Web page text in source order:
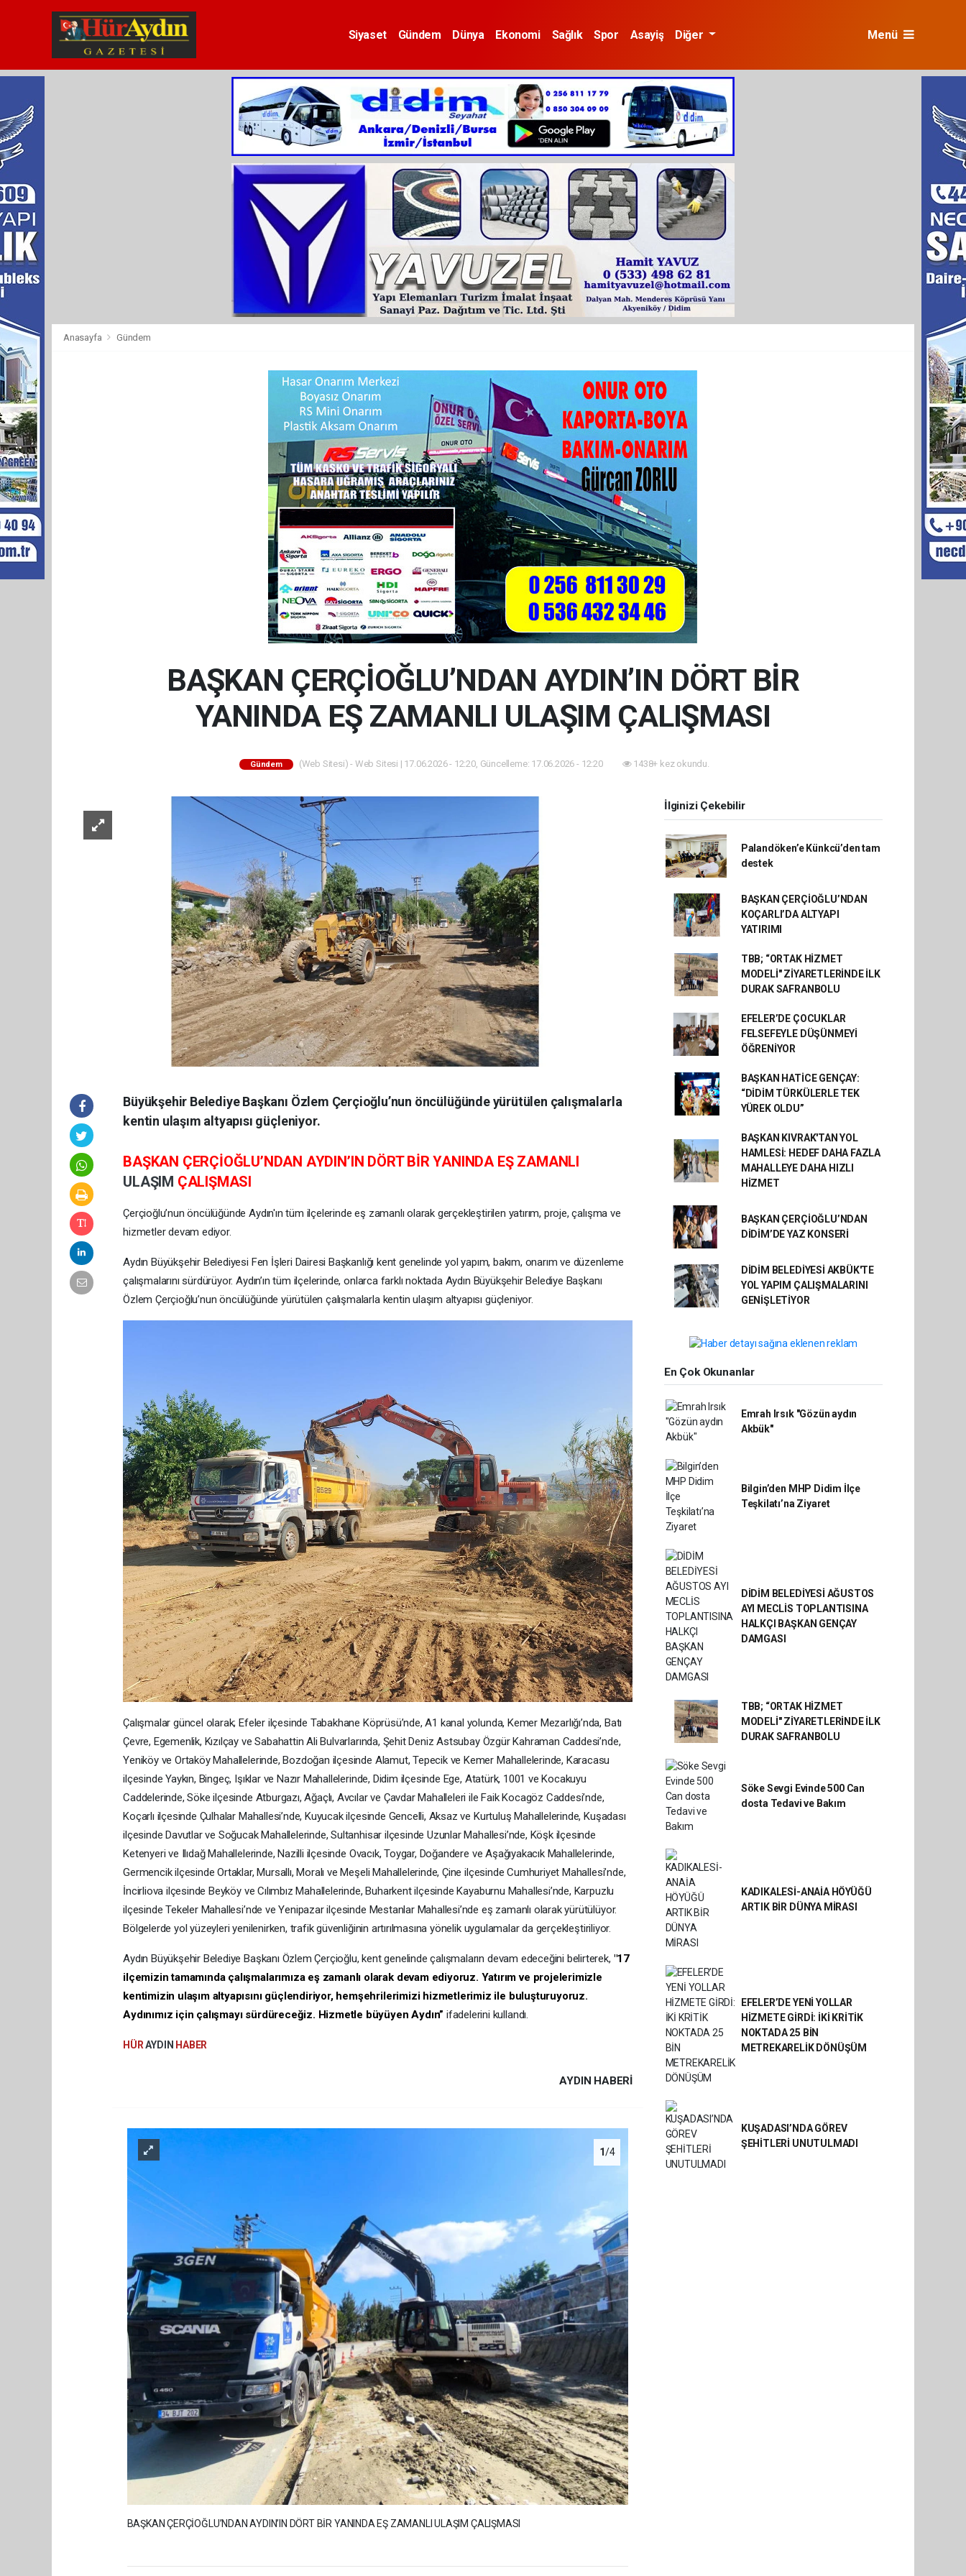
Siyaset Gündem Dünya Ekonomi Sağlık Spor Asayiş Diğer Menü
Anasayfa Gündem
BAŞKAN ÇERÇİOĞLU’NDAN AYDIN’IN DÖRT BİR
YANINDA EŞ ZAMANLI ULAŞIM ÇALIŞMASI
Gündem (Web Sitesi) - Web Sitesi | 17.06.2026 - 12:20, Güncelleme: 17.06.2026 - 12:20 1438+ kez okundu.
Büyükşehir Belediye Başkanı Özlem Çerçioğlu’nun öncülüğünde yürütülen çalışmalarla
kentin ulaşım altyapısı güçleniyor.
BAŞKAN ÇERÇİOĞLU’NDAN AYDIN’IN DÖRT BİR YANINDA EŞ ZAMANLI
ULAŞIM ÇALIŞMASI
Çerçioğlu’nun öncülüğünde Aydın'ın tüm ilçelerinde eş zamanlı olarak gerçekleştirilen yatırım, proje, çalışma ve
hizmetler devam ediyor.
Aydın Büyükşehir Belediyesi Fen İşleri Dairesi Başkanlığı kent genelinde yol yapım, bakım, onarım ve düzenleme
çalışmalarını sürdürüyor. Aydın’ın tüm ilçelerinde, onlarca farklı noktada Aydın Büyükşehir Belediye Başkanı
Özlem Çerçioğlu’nun öncülüğünde yürütülen çalışmalarla kentin ulaşım altyapısı güçleniyor.
Çalışmalar güncel olarak; Efeler ilçesinde Tabakhane Köprüsü’nde, A1 kanal yolunda, Kemer Mezarlığı’nda, Batı
Çevre, Egemenlik, Kızılçay ve Sabahattin Ali Bulvarlarında, Şehit Deniz Astsubay Özgür Kahraman Caddesi’nde,
Yeniköy ve Ortaköy Mahallelerinde, Bozdoğan ilçesinde Alamut, Tepecik ve Kemer Mahallelerinde, Karacasu
ilçesinde Yaykın, Bingeç, Işıklar ve Nazır Mahallelerinde, Didim ilçesinde Ege, Atatürk, 1001 ve Kocakuyu
Caddelerinde, Söke ilçesinde Atburgazı, Ağaçlı, Avcılar ve Çavdar Mahalleleri ile Faik Kocagöz Caddesi’nde,
Koçarlı ilçesinde Çulhalar Mahallesi’nde, Kuyucak ilçesinde Gencelli, Aksaz ve Kurtuluş Mahallelerinde, Kuşadası
ilçesinde Davutlar ve Soğucak Mahallelerinde, Sultanhisar ilçesinde Uzunlar Mahallesi’nde, Köşk ilçesinde
Ketenyeri ve Ilıdağ Mahallelerinde, Nazilli ilçesinde Ovacık, Toygar, Doğandere ve Aşağıyakacık Mahallelerinde,
Germencik ilçesinde Ortaklar, Mursallı, Moralı ve Meşeli Mahallelerinde, Çine ilçesinde Cumhuriyet Mahallesi’nde,
İncirliova ilçesinde Beyköy ve Cılımbız Mahallelerinde, Buharkent ilçesinde Kayaburnu Mahallesi’nde, Karpuzlu
ilçesinde Tekeler Mahallesi’nde ve Yenipazar ilçesinde Mestanlar Mahallesi’nde eş zamanlı olarak yürütülüyor.
Bölgelerde yol yüzeyleri yenilenirken, trafik güvenliğinin artırılmasına yönelik uygulamalar da gerçekleştiriliyor.
Aydın Büyükşehir Belediye Başkanı Özlem Çerçioğlu, kent genelinde çalışmaların devam edeceğini belirterek, "17
ilçemizin tamamında çalışmalarımıza eş zamanlı olarak devam ediyoruz. Yatırım ve projelerimizle
kentimizin ulaşım altyapısını güçlendiriyor, hemşehrilerimizi hizmetlerimiz ile buluşturuyoruz.
Aydınımız için çalışmayı sürdüreceğiz. Hizmetle büyüyen Aydın” ifadelerini kullandı.
HÜRAYDIN HABER
AYDIN HABERİ
1/4
BAŞKAN ÇERÇİOĞLU’NDAN AYDIN’IN DÖRT BİR YANINDA EŞ ZAMANLI ULAŞIM ÇALIŞMASI
İlginizi Çekebilir
Palandöken’e Künkcü’den tam
destek
BAŞKAN ÇERÇİOĞLU’NDAN
KOÇARLI’DA ALTYAPI
YATIRIMI
TBB; “ORTAK HİZMET
MODELİ" ZİYARETLERİNDE İLK
DURAK SAFRANBOLU
EFELER’DE ÇOCUKLAR
FELSEFEYLE DÜŞÜNMEYİ
ÖĞRENİYOR
BAŞKAN HATİCE GENÇAY:
“DİDİM TÜRKÜLERLE TEK
YÜREK OLDU”
BAŞKAN KIVRAK'TAN YOL
HAMLESİ: HEDEF DAHA FAZLA
MAHALLEYE DAHA HIZLI
HİZMET
BAŞKAN ÇERÇİOĞLU’NDAN
DİDİM’DE YAZ KONSERİ
DİDİM BELEDİYESİ AKBÜK'TE
YOL YAPIM ÇALIŞMALARINI
GENİŞLETİYOR
En Çok Okunanlar
Emrah Irsık "Gözün aydın
Akbük"
Bilgin’den MHP Didim İlçe
Teşkilatı’na Ziyaret
DİDİM BELEDİYESİ AĞUSTOS
AYI MECLİS TOPLANTISINA
HALKÇI BAŞKAN GENÇAY
DAMGASI
TBB; “ORTAK HİZMET
MODELİ" ZİYARETLERİNDE İLK
DURAK SAFRANBOLU
Söke Sevgi Evinde 500 Can
dosta Tedavi ve Bakım
KADIKALESİ-ANAİA HÖYÜĞÜ
ARTIK BİR DÜNYA MİRASI
EFELER’DE YENİ YOLLAR
HİZMETE GİRDİ: İKİ KRİTİK
NOKTADA 25 BİN
METREKARELİK DÖNÜŞÜM
KUŞADASI’NDA GÖREV
ŞEHİTLERİ UNUTULMADI